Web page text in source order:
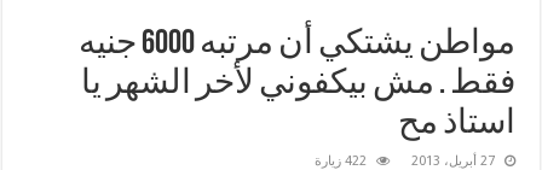
مواطن يشتكي أن مرتبه 6000 جنيه
فقط . مش بيكفوني لأخر الشهر يا
استاذ مح
27 أبريل، 2013 422 زيارة